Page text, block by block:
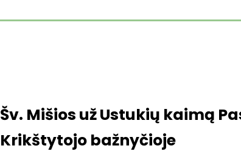
Šv. Mišios už Ustukių kaimą
Krikštytojo bažnyčioje